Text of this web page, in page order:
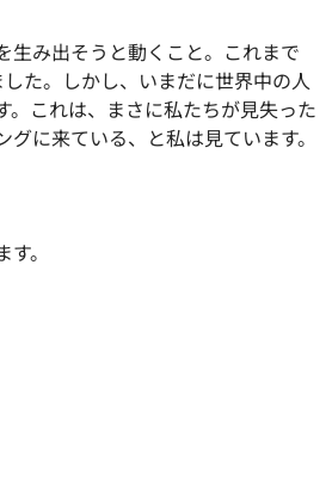
生み出そうと動くこと。これまで
た。しかし、いまだに世界中の人
これは、まさに私たちが見失った
に来ている、と私は見ています。
。